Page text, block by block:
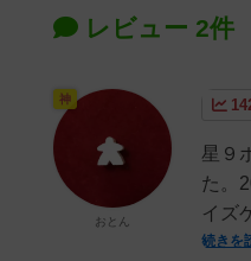
レビュー 2件
星９
た。
イズ
続きを
神
おとん